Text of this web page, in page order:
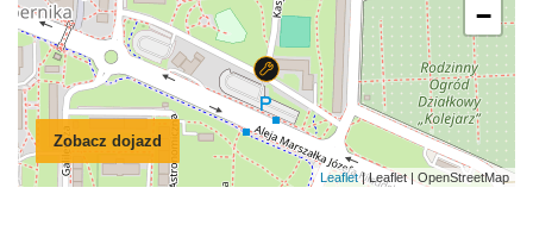
Zobacz dojazd
−
Leaflet| Leaflet | OpenStreetMap